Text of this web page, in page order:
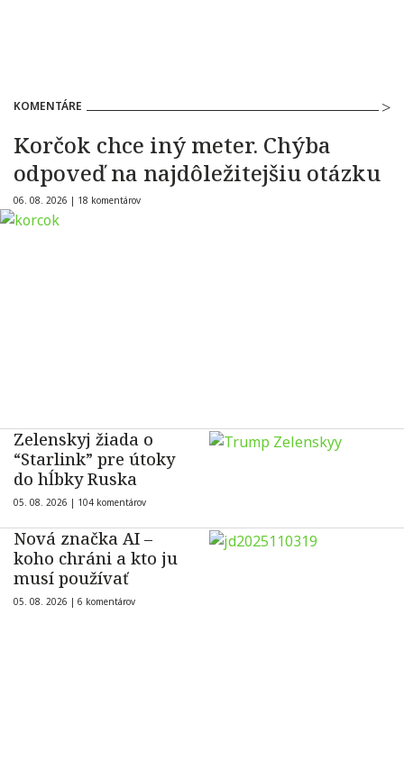
KOMENTÁRE
Korčok chce iný meter. Chýba
odpoveď na najdôležitejšiu otázku
06. 08. 2026 | 18 komentárov
Zelenskyj žiada o
“Starlink” pre útoky
do hĺbky Ruska
05. 08. 2026 | 104 komentárov
Nová značka AI –
koho chráni a kto ju
musí používať
05. 08. 2026 | 6 komentárov